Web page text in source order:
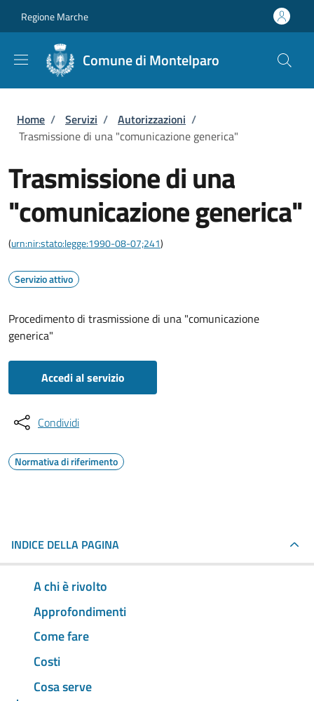
Regione Marche
Comune di Montelparo
Briciole di pane
Home / Servizi / Autorizzazioni /
Trasmissione di una "comunicazione generica"
Trasmissione di una
"comunicazione generica"
(urn:nir:stato:legge:1990-08-07;241)
Servizio attivo
Procedimento di trasmissione di una "comunicazione
generica"
Accedi al servizio
Condividi
Normativa di riferimento
INDICE DELLA PAGINA
A chi è rivolto
Approfondimenti
Come fare
Costi
Cosa serve